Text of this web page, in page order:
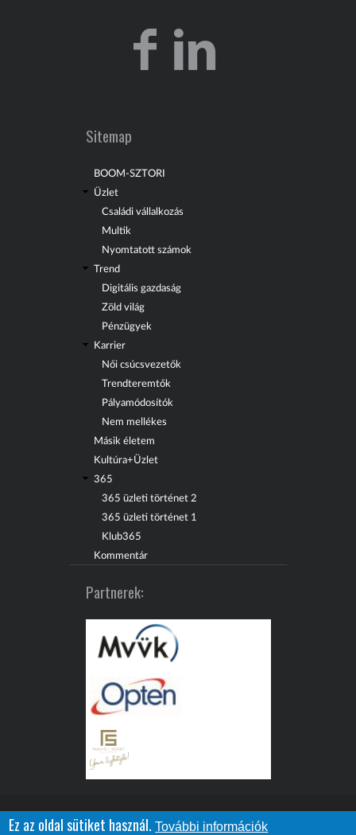
Sitemap
BOOM-SZTORI
Üzlet
Családi vállalkozás
Multik
Nyomtatott számok
Trend
Digitális gazdaság
Zöld világ
Pénzügyek
Karrier
Női csúcsvezetők
Trendteremtők
Pályamódosítók
Nem mellékes
Másik életem
Kultúra+Üzlet
365
365 üzleti történet 2
365 üzleti történet 1
Klub365
Kommentár
Partnerek:
Ez az oldal sütiket használ. További információk